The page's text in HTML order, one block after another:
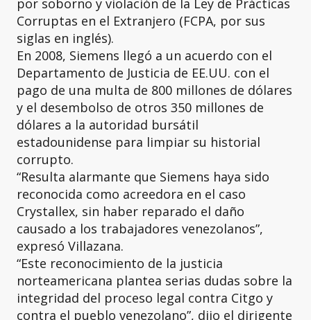
por soborno y violación de la Ley de Prácticas
Corruptas en el Extranjero (FCPA, por sus
siglas en inglés).
En 2008, Siemens llegó a un acuerdo con el
Departamento de Justicia de EE.UU. con el
pago de una multa de 800 millones de dólares
y el desembolso de otros 350 millones de
dólares a la autoridad bursátil
estadounidense para limpiar su historial
corrupto.
“Resulta alarmante que Siemens haya sido
reconocida como acreedora en el caso
Crystallex, sin haber reparado el daño
causado a los trabajadores venezolanos”,
expresó Villazana.
“Este reconocimiento de la justicia
norteamericana plantea serias dudas sobre la
integridad del proceso legal contra Citgo y
contra el pueblo venezolano”, dijo el dirigente